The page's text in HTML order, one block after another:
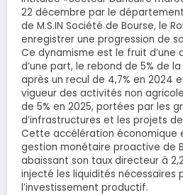
22 décembre par le
de M.S.IN Société de Bourse, le
enregistrer une progression de
Ce dynamisme est le fruit d’une
d’une part, le rebond de 5% de
après un recul de 4,7% en 2024
vigueur des activités non
de 5% en 2025, portées par les
d’infrastructures et les projets
Cette accélération économique
gestion monétaire proactive de
abaissant son taux directeur à
injecté les liquidités nécessaires
l’investissement productif.